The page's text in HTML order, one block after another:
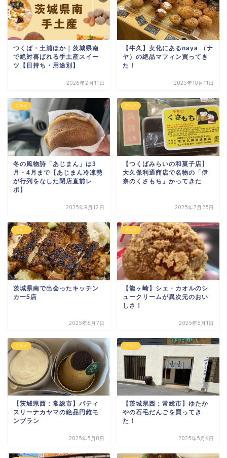
つくば・土浦ほか｜茨城県南
で絶対喜ばれる手土産スイー
ツ【日持ち・用途別】
2026年2月11日
【牛久】女化にあるnaya （ナ
ヤ）の絶品マフィン買ってき
た！
2025年10月11日
グルメ
冬の風物詩「あじまん」は3
月・4月まで【あじまん冷凍勢
が行列をなした閉店直前レ
ポ】
2025年9月12日
グルメ
【つくばみらいの和菓子店】
大久保利通商店で名物の「伊
奈のくさもち」かってきた
2025年7月25日
グルメ
茨城県南で出会ったキッチン
カー5店
2025年6月7日
グルメ
【龍ヶ崎】シェ・カオルのシ
ュークリームが異次元のおい
しさ！
2025年6月1日
グルメ
【茨城県西：常総市】パティ
スリーナカヤマの絶品円錐モ
ンブラン
2025年5月8日
グルメ
【茨城県西：常総市】ゆたか
やの石毛だんごを買ってき
た！
2025年5月6日